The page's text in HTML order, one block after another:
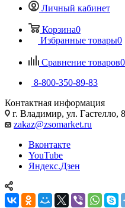
Личный кабинет
Корзина0
Избранные товары0
Сравнение товаров0
8-800-350-89-83
Контактная информация
г. Владимир, ул. Гастелло,
zakaz@zsomarket.ru
Вконтакте
YouTube
Яндекс.Дзен